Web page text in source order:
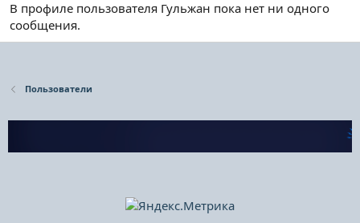
В профиле пользователя Гульжан пока нет ни одного
сообщения.
Пользователи